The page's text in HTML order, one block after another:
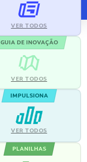
VER TODOS
GUIA DE INOVAÇÃO
VER TODOS
IMPULSIONA
VER TODOS
PLANILHAS